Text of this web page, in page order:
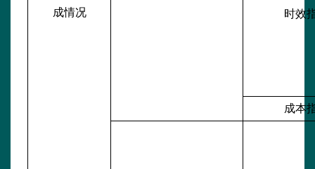
成情况
时效
成本